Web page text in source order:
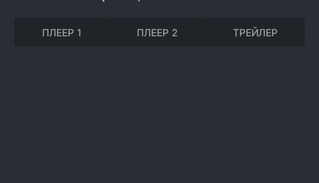
ПЛЕЕР 1 ПЛЕЕР 2 ТРЕЙЛЕР